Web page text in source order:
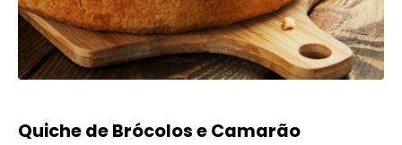
Quiche de Brócolos e Camarão